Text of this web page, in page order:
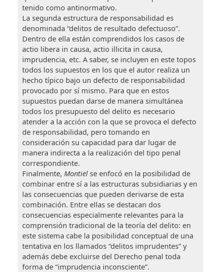
tenido como antinormativo.
La segunda estructura de responsabilidad es
denominada “delitos de resultado defectuoso”.
Dentro de ella están comprendidos los casos de
actio libera in causa, actio illicita in causa,
imprudencia, etc. A saber, se incluyen en este topos
todos los supuestos en los que el autor realiza un
hecho típico bajo un defecto de responsabilidad
provocado por sí mismo. Para que en estos
supuestos puedan darse de manera simultánea
todos los presupuesto del delito es necesario
atender a la acción con la que se provoca el defecto
de responsabilidad, pero tomando en
consideración su capacidad para dar lugar de
manera indirecta a la realización del tipo penal
correspondiente.
Finalmente, Montielse enfocó en la posibilidad de
combinar entre sí a las estructuras subsidiarias y en
las consecuencias que pueden derivarse de esta
combinación. Entre ellas se destacan dos
consecuencias especialmente relevantes para la
comprensión tradicional de la teoría del delito: en
este sistema cabe la posibilidad conceptual de una
tentativa en los llamados “delitos imprudentes” y
además debe excluirse del Derecho penal toda
forma de “imprudencia inconsciente”.